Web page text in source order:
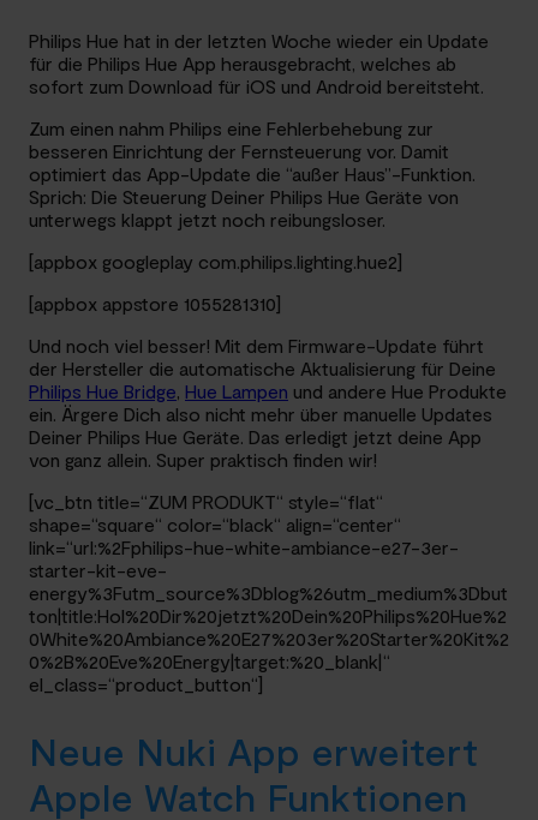
Philips Hue hat in der letzten Woche wieder ein Update
für die Philips Hue App herausgebracht, welches ab
sofort zum Download für iOS und Android bereitsteht.
Zum einen nahm Philips eine Fehlerbehebung zur
besseren Einrichtung der Fernsteuerung vor. Damit
optimiert das App-Update die “außer Haus”-Funktion.
Sprich: Die Steuerung Deiner Philips Hue Geräte von
unterwegs klappt jetzt noch reibungsloser.
[appbox googleplay com.philips.lighting.hue2]
[appbox appstore 1055281310]
Und noch viel besser! Mit dem Firmware-Update führt
der Hersteller die automatische Aktualisierung für Deine
Philips Hue Bridge, Hue Lampen und andere Hue Produkte
ein. Ärgere Dich also nicht mehr über manuelle Updates
Deiner Philips Hue Geräte. Das erledigt jetzt deine App
von ganz allein. Super praktisch finden wir!
[vc_btn title=“ZUM PRODUKT“ style=“flat“
shape=“square“ color=“black“ align=“center“
link=“url:%2Fphilips-hue-white-ambiance-e27-3er-
starter-kit-eve-
energy%3Futm_source%3Dblog%26utm_medium%3Dbut
ton|title:Hol%20Dir%20jetzt%20Dein%20Philips%20Hue%2
0White%20Ambiance%20E27%203er%20Starter%20Kit%2
0%2B%20Eve%20Energy|target:%20_blank|“
el_class=“product_button“]
Neue Nuki App erweitert
Apple Watch Funktionen